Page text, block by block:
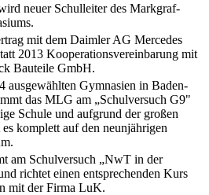
neuer Schulleiter des Markgraf-
mit dem Daimler AG Mercedes
2013 Kooperationsvereinbarung mit
Bauteile GmbH.
ausgewählten Gymnasien in Baden-
das MLG am „Schulversuch G9"
Schule und aufgrund der großen
komplett auf den neunjährigen
am Schulversuch „NwT in der
richtet einen entsprechenden Kurs
mit der Firma LuK.